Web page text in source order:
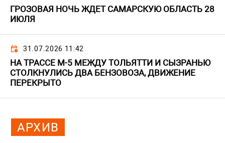
ГРОЗОВАЯ НОЧЬ ЖДЕТ САМАРСКУЮ ОБЛАСТЬ 28
ИЮЛЯ
31.07.2026 11:42
НА ТРАССЕ М-5 МЕЖДУ ТОЛЬЯТТИ И СЫЗРАНЬЮ
СТОЛКНУЛИСЬ ДВА БЕНЗОВОЗА, ДВИЖЕНИЕ
ПЕРЕКРЫТО
АРХИВ